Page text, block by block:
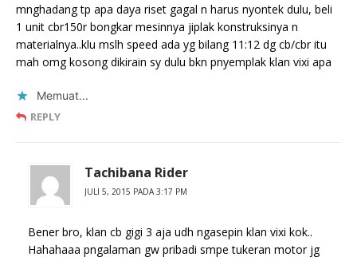
mnghadang tp apa daya riset gagal n harus nyontek dulu, beli
1 unit cbr150r bongkar mesinnya jiplak konstruksinya n
materialnya..klu mslh speed ada yg bilang 11:12 dg cb/cbr itu
mah omg kosong dikirain sy dulu bkn pnyemplak klan vixi apa
Memuat...
REPLY
Tachibana Rider
JULI 5, 2015 PADA 3:17 PM
Bener bro, klan cb gigi 3 aja udh ngasepin klan vixi kok..
Hahahaaa pngalaman gw pribadi smpe tukeran motor jg